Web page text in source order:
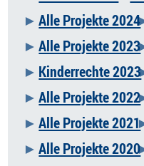
überspringen
Alle Projekte 2024
Alle Projekte 2023
Kinderrechte 2023
Alle Projekte 2022
Alle Projekte 2021
Alle Projekte 2020